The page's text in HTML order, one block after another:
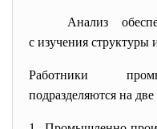
Анализ
с изучения структуры
Работники
подразделяются на